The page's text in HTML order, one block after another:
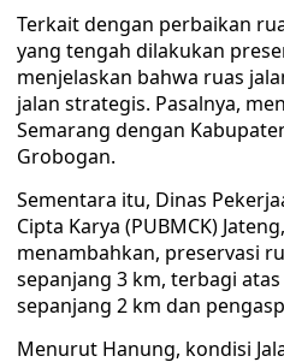
Terkait dengan perbaikan
yang tengah dilakukan
menjelaskan bahwa ruas
jalan strategis. Pasalnya,
Semarang dengan
Grobogan.
Sementara itu, Dinas
Cipta Karya (PUBMCK)
menambahkan, preservasi
sepanjang 3 km, terbagi
sepanjang 2 km dan
Menurut Hanung, kondisi